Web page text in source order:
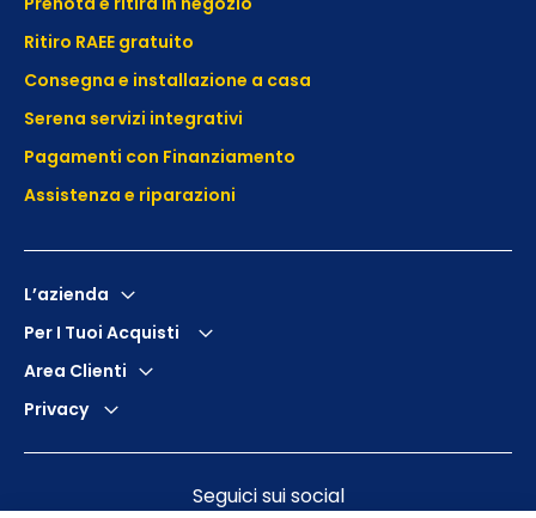
Ritiro RAEE gratuito
Consegna e installazione a casa
Serena servizi integrativi
Pagamenti con Finanziamento
Assistenza e riparazioni
L’azienda
Per I Tuoi Acquisti
Area Clienti
Privacy
Seguici sui social